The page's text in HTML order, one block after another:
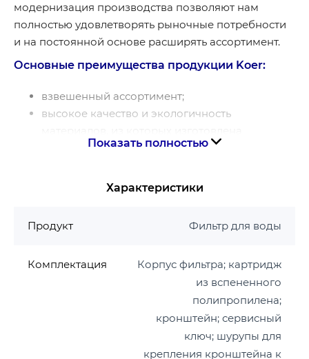
модернизация производства позволяют нам
полностью удовлетворять рыночные потребности
и на постоянной основе расширять ассортимент.
Основные преимущества продукции Koer:
взвешенный ассортимент;
высокое качество и экологичность
запорная арматура;
прочность, стойкость к коррозионным
вся продукция снабжена гарантией и
характеристик отечественных инженерных
вся продукция KOER производится на
мощностях Европейских предприятий;
контроль качества осуществляется
европейскими специалистами.
Показать полностью
Характеристики
Продукт Фильтр для воды
Комплектация
Корпус фильтра; картридж
из вспененного
полипропилена;
кронштейн; сервисный
ключ; шурупы для
крепления кронштейна к